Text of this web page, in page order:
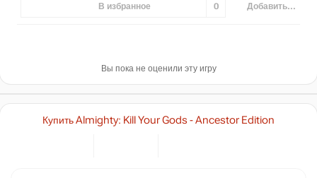
В избранное 0 Добавить...
Вы пока не оценили эту игру
Купить Almighty: Kill Your Gods - Ancestor Edition